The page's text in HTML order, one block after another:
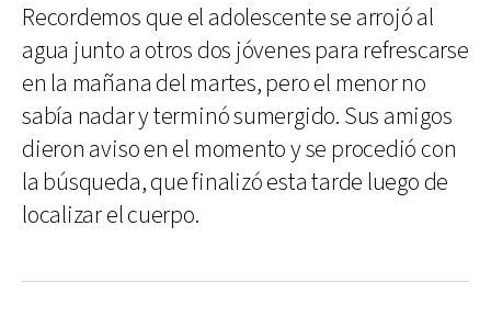
Recordemos que el adolescente se arrojó al
agua junto a otros dos jóvenes para refrescarse
en la mañana del martes, pero el menor no
sabía nadar y terminó sumergido. Sus amigos
dieron aviso en el momento y se procedió con
la búsqueda, que finalizó esta tarde luego de
localizar el cuerpo.